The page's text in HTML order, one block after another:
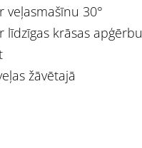
veļasmašīnu 30°
līdzīgas krāsas apģērbu
žāvētajā